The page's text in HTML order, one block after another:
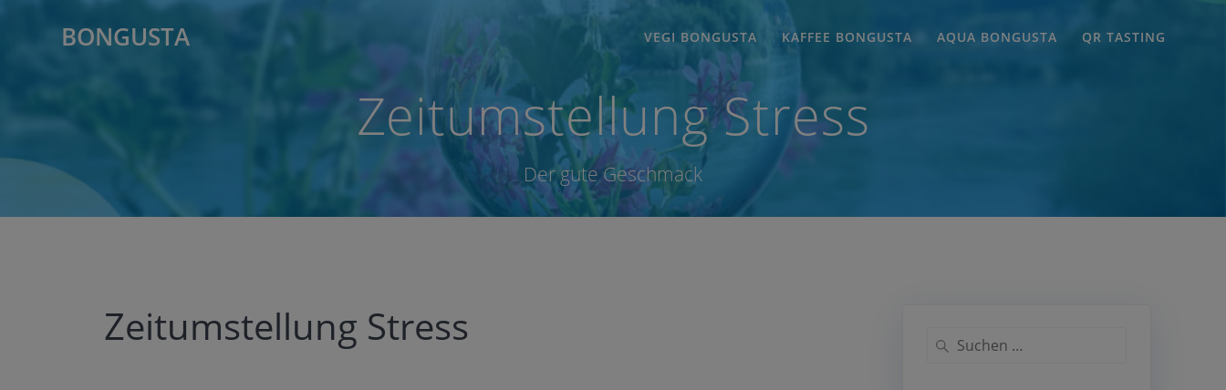
BONGUSTA VEGI BONGUSTA KAFFEE BONGUSTA AQUA BONGUSTA QR TASTING
Zeitumstellung Stress
Der gute Geschmack
Zeitumstellung Stress
Suchen